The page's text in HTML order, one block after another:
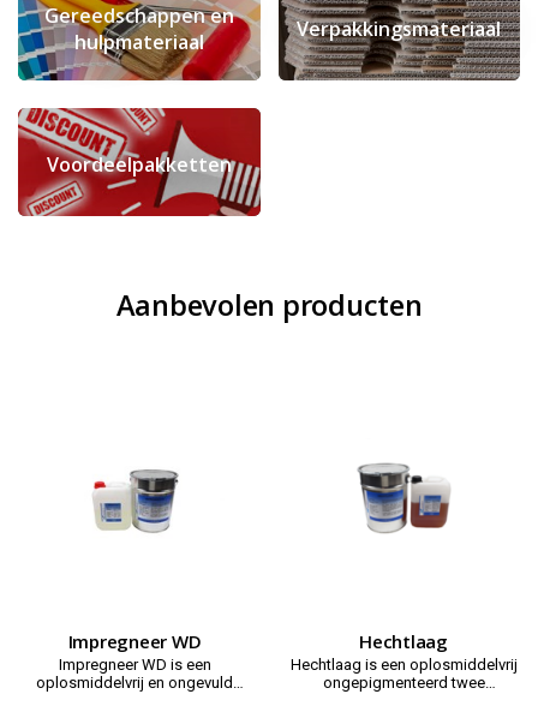
Gereedschappen en
hulpmateriaal
Verpakkingsmateriaal
Voordeelpakketten
Aanbevolen producten
Impregneer WD
Impregneer WD is een
oplosmiddelvrij en ongevuld
Hechtlaag
Hechtlaag is een oplosmiddelvrij
ongepigmenteerd twee